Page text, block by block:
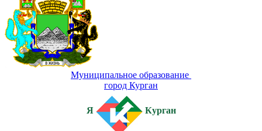
Муниципальное образование
город Курган
Я Курган